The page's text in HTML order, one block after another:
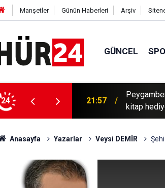
Manşetler Günün Haberleri Arşiv
GÜNCEL
24 21:57
kitap
Anasayfa Yazarlar Veysi DEMİR